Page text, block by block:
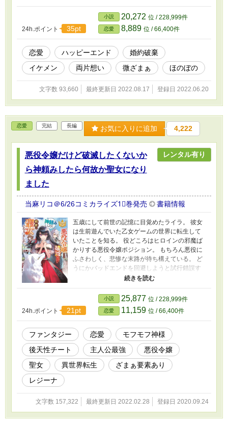
ずにいる両片想いのお話です。 ※やや同性愛表現があります。
24h.ポイント 35pt
小説 20,272 位 / 228,999件
恋愛 8,889 位 / 66,400件
恋愛 ハッピーエンド
婚約破棄
イケメン
両片想い 微ざまぁ ほのぼの
文字数 93,660 最終更新日 2022.08.17 登録日 2022.06.20
恋愛 完結 長編 お気に入りに追加 4,222
悪役令嬢だけど破滅したくないか
ら神頼みしたら何故か聖女になり
ました
レンタル有り
当麻リコ＠6/26コミカライズ1⃣巻発売 書籍情報
五歳にして前世の記憶に目覚めたライラ。 彼女
は生前遊んでいた乙女ゲームの世界に転生して
いたことを知る。 役どころはヒロインの邪魔ば
かりする悪役令嬢ポジション。 もちろん悪役に
ふさわしく、悲惨な末路が待ち構えている。 ど
うにかバッドエンドを回避しようと試行錯誤す
るが、何をやってもゲームの設定からは逃れら
れなかった。 かくなる上は、最終手段の神頼み
しかない。 思いつめたライラは、毎日神殿に通
い祈りを捧げ続けた。 ヒロインが登場するまで
あとわずか。 切羽詰まった彼女の身に、とんで
もない奇跡が起きた。 一切魔力を持たなかった
彼女に、突如膨大な魔力が宿ったのだ。 呆然と
する彼女に、神殿から下された使命は「聖女と
して神様のお世話をすること」。 神殿の権力は
強く、侯爵令嬢という高貴な身の上にも関わら
ず問答無用で神殿に住み込むことが決められ
造聖女の、無自覚イチャイチャ恋愛劇。
24h.ポイント 21pt
小説 25,877 位 / 228,999件
恋愛 11,159 位 / 66,400件
ファンタジー 恋愛
モフモフ神様
後天性チート
主人公最強
悪役令嬢
聖女
異世界転生
ざまぁ要素あり
レジーナ
文字数 157,322 最終更新日 2022.02.28 登録日 2020.09.24